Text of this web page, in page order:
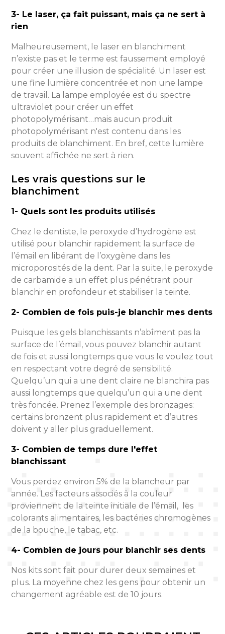
3- Le laser, ça fait puissant, mais ça ne sert à
rien
Malheureusement, le laser en blanchiment
n’existe pas et le terme est faussement employé
pour créer une illusion de spécialité. Un laser est
une fine lumière concentrée et non une lampe
de travail. La lampe employée est du spectre
ultraviolet pour créer un effet
photopolymérisant…mais aucun produit
photopolymérisant n'est contenu dans les
produits de blanchiment. En bref, cette lumière
souvent affichée ne sert à rien.
Les vrais questions sur le
blanchiment
1- Quels sont les produits utilisés
Chez le dentiste, le peroxyde d’hydrogène est
utilisé pour blanchir rapidement la surface de
l’émail en libérant de l’oxygène dans les
microporosités de la dent. Par la suite, le peroxyde
de carbamide a un effet plus pénétrant pour
blanchir en profondeur et stabiliser la teinte.
2- Combien de fois puis-je blanchir mes dents
Puisque les gels blanchissants n’abîment pas la
surface de l’émail, vous pouvez blanchir autant
de fois et aussi longtemps que vous le voulez tout
en respectant votre degré de sensibilité.
Quelqu’un qui a une dent claire ne blanchira pas
aussi longtemps que quelqu’un qui a une dent
très foncée. Prenez l’exemple des bronzages:
certains bronzent plus rapidement et d’autres
doivent y aller plus graduellement.
3- Combien de temps dure l'effet
blanchissant
Vous perdez environ 5% de la blancheur par
année. Les facteurs associés à la couleur
proviennent de la teinte initiale de l’émail, les
colorants alimentaires, les bactéries chromogènes
de la bouche, le tabac, etc.
4- Combien de jours pour blanchir ses dents
Nos kits sont fait pour durer deux semaines et
plus. La moyenne chez les gens pour obtenir un
changement agréable est de 10 jours.